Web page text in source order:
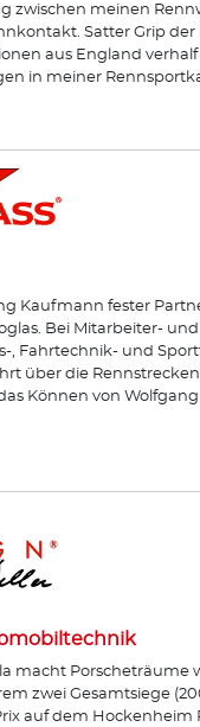
zwischen meinen
Satter Grip der
aus England verhalf
in meiner
Kaufmann fester
Bei Mitarbeiter-
, Fahrtechnik- und
über die
Können von
macht Porscheträume
zwei Gesamtsiege
auf dem Hockenheim